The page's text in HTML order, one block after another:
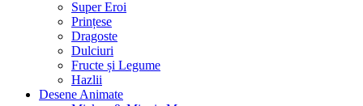
Super Eroi
Prințese
Dragoste
Dulciuri
Fructe și Legume
Hazlii
Desene Animate